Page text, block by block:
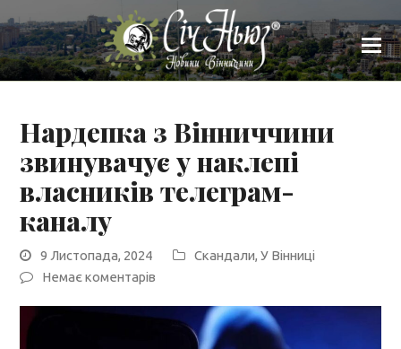
Нардепка з Вінниччини
звинувачує у наклепі
власників телеграм-
каналу
9 Листопада, 2024 Скандали,У Вінниці
Немає коментарів